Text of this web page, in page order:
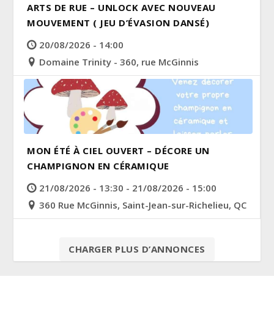
ARTS DE RUE – UNLOCK AVEC NOUVEAU
MOUVEMENT ( JEU D’ÉVASION DANSÉ)
20/08/2026 - 14:00
Domaine Trinity - 360, rue McGinnis
MON ÉTÉ À CIEL OUVERT – DÉCORE UN
CHAMPIGNON EN CÉRAMIQUE
21/08/2026 - 13:30 - 21/08/2026 - 15:00
360 Rue McGinnis, Saint-Jean-sur-Richelieu, QC
CHARGER PLUS D’ANNONCES